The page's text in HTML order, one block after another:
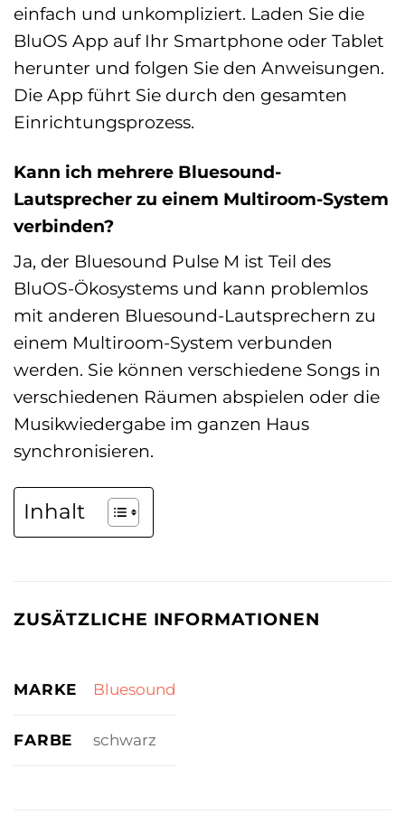
einfach und unkompliziert. Laden Sie die
BluOS App auf Ihr Smartphone oder Tablet
herunter und folgen Sie den Anweisungen.
Die App führt Sie durch den gesamten
Einrichtungsprozess.
Kann ich mehrere Bluesound-
Lautsprecher zu einem Multiroom-System
verbinden?
Ja, der Bluesound Pulse M ist Teil des
BluOS-Ökosystems und kann problemlos
mit anderen Bluesound-Lautsprechern zu
einem Multiroom-System verbunden
werden. Sie können verschiedene Songs in
verschiedenen Räumen abspielen oder die
Musikwiedergabe im ganzen Haus
synchronisieren.
Inhalt
ZUSÄTZLICHE INFORMATIONEN
MARKE Bluesound
FARBE schwarz